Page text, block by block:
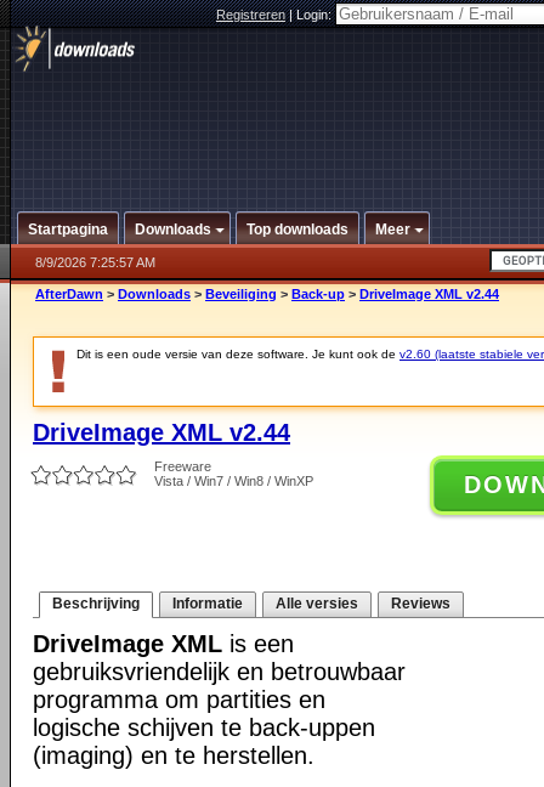
Registreren|Login:
Startpagina Downloads Top downloads Meer
8/9/2026 7:25:57 AM
AfterDawn > Downloads > Beveiliging > Back-up > DriveImage XML v2.44
Dit is een oude versie van deze software. Je kunt ook de v2.60 (laatste stabiele
DriveImage XML v2.44
Freeware
Vista / Win7 / Win8 / WinXP
Beschrijving Informatie Alle versies Reviews
DriveImage XML is een
gebruiksvriendelijk en betrouwbaar
programma om partities en
logische schijven te back-uppen
(imaging) en te herstellen.